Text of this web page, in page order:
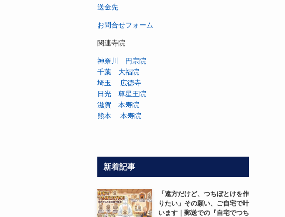
送金先
お問合せフォーム
関連寺院
神奈川 円宗院
千葉 大福院
埼玉 広徳寺
日光 尊星王院
滋賀 本寿院
熊本 本寿院
新着記事
「遠方だけど、つちぼとけを作
りたい」その願い、ご自宅で叶
います｜郵送での『自宅でつち